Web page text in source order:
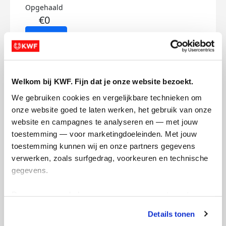
Welkom bij KWF. Fijn dat je onze website bezoekt.
We gebruiken cookies en vergelijkbare technieken om
onze website goed te laten werken, het gebruik van onze
website en campagnes te analyseren en — met jouw
toestemming — voor marketingdoeleinden. Met jouw
toestemming kunnen wij en onze partners gegevens
verwerken, zoals surfgedrag, voorkeuren en technische
gegevens.
tonen. Je kunt je toestemming op elk moment wijzigen of
Details tonen
Opgehaald
€0
Doneer